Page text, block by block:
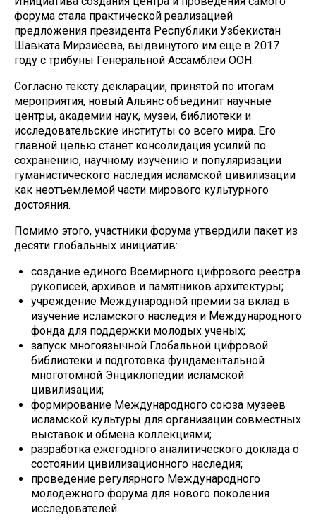
форума стала практической реализацией
предложения президента Республики Узбекистан
Шавката Мирзиёева, выдвинутого им еще в 2017
году с трибуны Генеральной Ассамблеи ООН.
Согласно тексту декларации, принятой по итогам
мероприятия, новый Альянс объединит научные
центры, академии наук, музеи, библиотеки и
исследовательские институты со всего мира. Его
главной целью станет консолидация усилий по
сохранению, научному изучению и популяризации
гуманистического наследия исламской цивилизации
как неотъемлемой части мирового культурного
достояния.
Помимо этого, участники форума утвердили пакет из
десяти глобальных инициатив:
создание единого Всемирного цифрового реестра
рукописей, архивов и памятников архитектуры;
учреждение Международной премии за вклад в
изучение исламского наследия и Международного
фонда для поддержки молодых ученых;
запуск многоязычной Глобальной цифровой
библиотеки и подготовка фундаментальной
многотомной Энциклопедии исламской
цивилизации;
формирование Международного союза музеев
исламской культуры для организации совместных
выставок и обмена коллекциями;
разработка ежегодного аналитического доклада о
состоянии цивилизационного наследия;
проведение регулярного Международного
молодежного форума для нового поколения
исследователей.